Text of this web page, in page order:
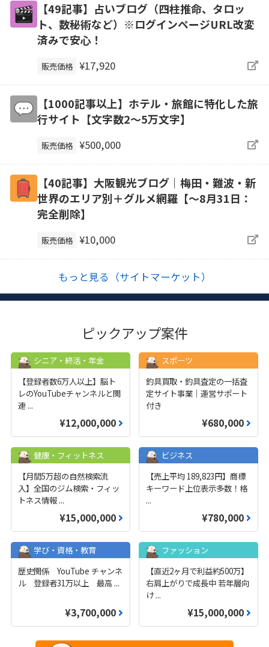
【49記事】占いブログ（四柱推命、タロッ
ト、数秘術など）※ログインページURL改変
済みで安心！
販売価格 ¥17,920
【1000記事以上】ホテル・旅館に特化した旅
行サイト【文字数2〜5万文字】
販売価格 ¥500,000
【40記事】大阪観光ブログ｜梅田・難波・新
世界のエリア別＋グルメ網羅【～8月31日：
完全削除】
販売価格 ¥10,000
もっと見る（サイトマーケット）
ピックアップ案件
シニア・終活・年金
【登録者数6万人以上】脳ト
レのYouTubeチャンネルと関
連 ...
¥12,000,000
スポーツ
釣具買取・釣具査定の一括査
定サイト事業｜運営サポート
付き
¥680,000
健康・フィットネス
【月間5万超の自然検索流
入】全国のジム検索・フィッ
トネス情報 ...
¥15,000,000
ビジネス
【売上平均 189,823円】商標
キーワード上位表示多数！格
...
¥780,000
学び・資格・教育
歴史関係 YouTube チャンネ
ル 登録者31万以上 最高 ...
¥3,700,000
ファッション
【直近2ヶ月で利益約500万】
右肩上がりで成長中 若年層向
け...
¥15,000,000